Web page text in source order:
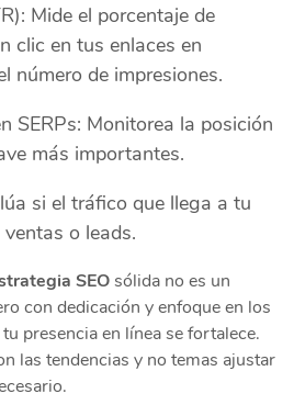
Mide el porcentaje de
clic en tus enlaces en
número de impresiones.
SERPs: Monitorea la posición
más importantes.
si el tráfico que llega a tu
o leads.
SEOsólida no es un
con dedicación y enfoque en los
presencia en línea se fortalece.
las tendencias y no temas ajustar